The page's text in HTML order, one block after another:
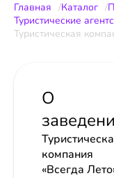
Главная Каталог
Туристические
Туристическая
О
компания
«Всегда